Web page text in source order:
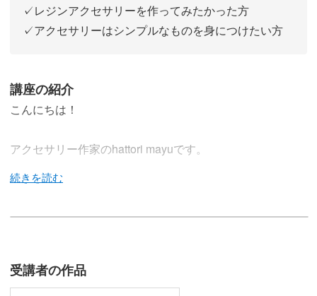
✓レジンアクセサリーを作ってみたかった方
✓アクセサリーはシンプルなものを身につけたい方
講座の紹介
こんにちは！
アクセサリー作家のhattori mayuです。
レジン初心者の方も、段階を追ってさまざまな技術を習得
受講者の作品